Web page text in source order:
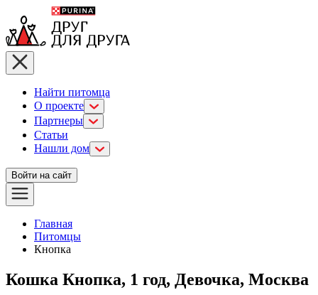
Найти питомца
О проекте
Партнеры
Статьи
Нашли дом
Войти на сайт
Главная
Питомцы
Кнопка
Кошка Кнопка, 1 год, Девочка, Москва